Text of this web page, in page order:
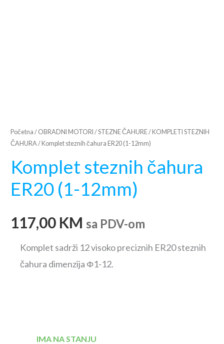
Početna / OBRADNI MOTORI /STEZNE ČAHURE/ KOMPLETI STEZNIH
ČAHURA/ Komplet steznih čahura ER20 (1-12mm)
Komplet steznih čahura
ER20 (1-12mm)
117,00 KM sa PDV-om
Komplet sadrži 12 visoko preciznih ER20 steznih
čahura dimenzija Φ1-12.
IMA NA STANJU